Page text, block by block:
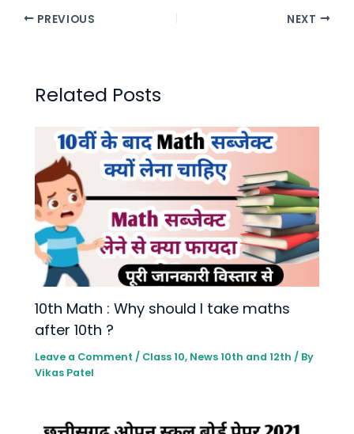
PREVIOUS NEXT
Related Posts
10th Math : Why should I take maths
after 10th ?
Leave a Comment / Class 10, News 10th and 12th / By
Vikas Patel